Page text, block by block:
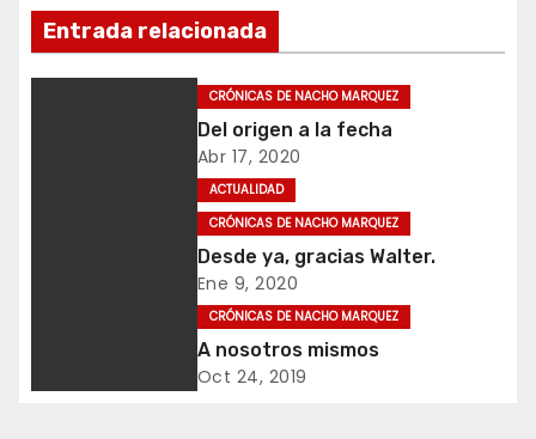
a
v
Entrada relacionada
CRÓNICAS DE NACHO MARQUEZ
Del origen a la fecha
Abr 17, 2020
ACTUALIDAD
CRÓNICAS DE NACHO MARQUEZ
Desde ya, gracias Walter.
Ene 9, 2020
CRÓNICAS DE NACHO MARQUEZ
A nosotros mismos
Oct 24, 2019